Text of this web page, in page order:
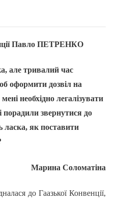
Павло ПЕТРЕНКО
але тривалий час
оформити дозвіл на
необхідно легалізувати
порадили звернутися до
ласка, як поставити
Марина Соломатіна
до Гаазької Конвенції,